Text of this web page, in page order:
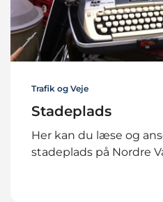
Trafik og Veje
Stadeplads
Her kan du læse og
stadeplads på Nordre